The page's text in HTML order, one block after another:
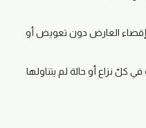
إقصاء العارض دون تعويض أو
كلّ نزاع أو حالة لم يتناولها